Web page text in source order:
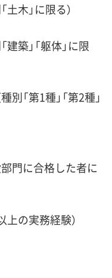
木」に限る）
築」「躯体」に限
「第1種」「第2種」
門に合格した者に
の実務経験）